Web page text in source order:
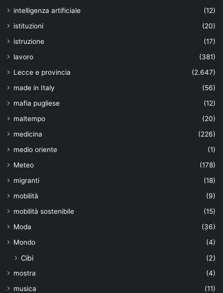
intelligenza artificiale
(12)
istituzioni
(20)
istruzione
(17)
lavoro
(381)
Lecce e provincia
(2.647)
made in Italy
(56)
mafia pugliese
(12)
maltempo
(20)
medicina
(226)
medio oriente
(1)
Meteo
(178)
migranti
(18)
mobilità
(9)
mobilità sostenibile
(15)
Moda
(36)
Mondo
(4)
Cibi (2)
mostra
(4)
musica
(11)